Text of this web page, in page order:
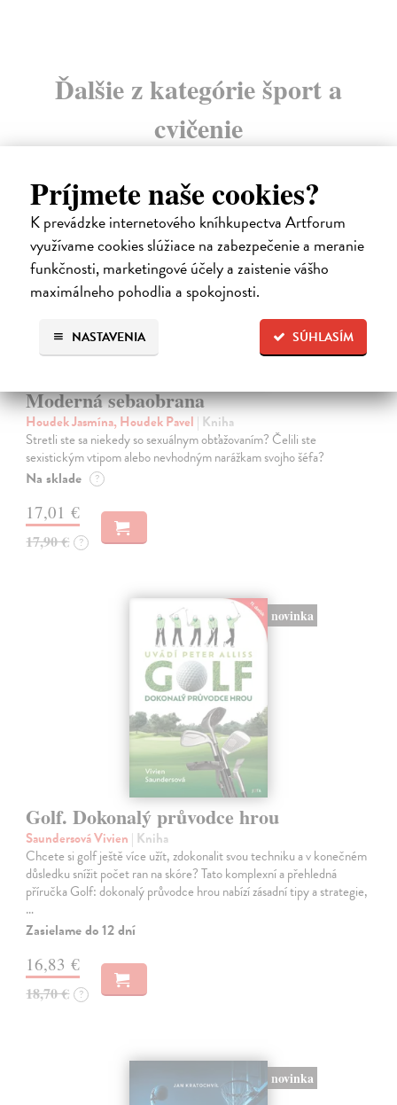
Príjmete naše cookies?
K prevádzke internetového kníhkupectva Artforum
využívame cookies slúžiace na zabezpečenie a meranie
funkčnosti, marketingové účely a zaistenie vášho
maximálneho pohodlia a spokojnosti.
SÚHLASÍM
NASTAVENIA
Ďalšie z kategórie šport a
cvičenie
na sklade
Moderná sebaobrana
Houdek Jasmína, Houdek Pavel | Kniha
Stretli ste sa niekedy so sexuálnym obťažovaním? Čelili ste
sexistickým vtipom alebo nevhodným narážkam svojho šéfa?
Na sklade ?
17,01 €
17,90 € ?
novinka
Golf. Dokonalý průvodce hrou
Saundersová Vivien | Kniha
Chcete si golf ještě více užít, zdokonalit svou techniku a v konečném
důsledku snížit počet ran na skóre? Tato komplexní a přehledná
příručka Golf: dokonalý průvodce hrou nabízí zásadní tipy a strategie,
…
Zasielame do 12 dní
16,83 €
18,70 € ?
novinka